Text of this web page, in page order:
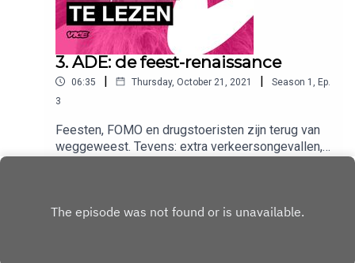
3. ADE: de feest-renaissance
06:35 | Thursday, October 21, 2021 | Season 1 , Ep.
3
Feesten, FOMO en drugstoeristen zijn terug van
weggeweest. Tevens: extra verkeersongevallen,